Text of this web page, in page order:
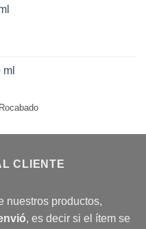
CLIENTE
nuestros productos,
, es decir si el ítem se